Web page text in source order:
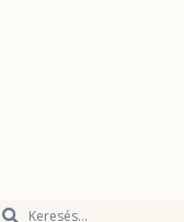
Keresés
Keresés